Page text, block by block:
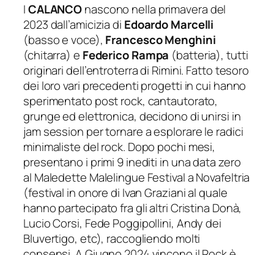
ICALANCOnascono nella primavera del
2023 dall’amicizia di Edoardo Marcelli
(basso e voce), Francesco Menghini
(chitarra) e Federico Rampa (batteria), tutti
originari dell’entroterra di Rimini. Fatto tesoro
dei loro vari precedenti progetti in cui hanno
sperimentato post rock, cantautorato,
grunge ed elettronica, decidono di unirsi in
jam session per tornare a esplorare le radici
minimaliste del rock. Dopo pochi mesi,
presentano i primi 9 inediti in una data zero
al Maledette Malelingue Festival a Novafeltria
(festival in onore di Ivan Graziani al quale
hanno partecipato fra gli altri Cristina Donà,
Lucio Corsi, Fede Poggipollini, Andy dei
Bluvertigo, etc), raccogliendo molti